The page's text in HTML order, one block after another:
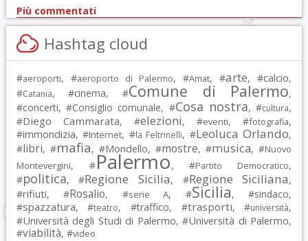
Più commentati
Hashtag cloud
#aeroporti, #aeroporto di Palermo, #Amat, #arte, #calcio,
#Catania, #cinema, #Comune di Palermo,
#concerti, #Consiglio comunale, #Cosa nostra, #cultura,
#Diego Cammarata, #elezioni, #eventi, #fotografia,
#immondizia, #Internet, #la Feltrinelli, #Leoluca Orlando,
#libri, #mafia, #Mondello, #mostre, #musica, #Nuovo
Montevergini, #Palermo, #Partito Democratico,
#politica, #Regione Sicilia, #Regione Siciliana,
#rifiuti, #Rosalio, #serie A, #Sicilia, #sindaco,
#spazzatura, #teatro, #traffico, #trasporti, #università,
#Università degli Studi di Palermo, #Università di Palermo,
#viabilità, #video